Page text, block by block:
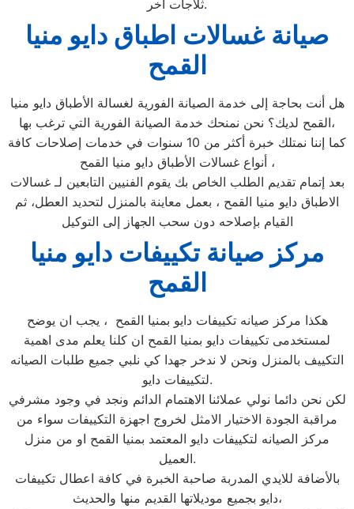
ثلاجات اخر.
صيانة غسالات اطباق دايو منيا
القمح
هل أنت بحاجة إلى خدمة الصيانة الفورية لغسالة الأطباق دايو منيا
القمح لديك؟ نحن نمنحك خدمة الصيانة الفورية التي ترغب بها،
كما إننا نمتلك خبرة أكثر من 10 سنوات في خدمات إصلاحات كافة
أنواع غسالات الأطباق دايو منيا القمح ،
بعد إتمام تقديم الطلب الخاص بك يقوم الفنيين التابعين لـ غسالات
الاطباق دايو منيا القمح ، بعمل معاينة بالمنزل لتحديد العطل، ثم
القيام بإصلاحه دون سحب الجهاز إلى التوكيل
مركز صيانة تكييفات دايو منيا
القمح
هكذا مركز صيانه تكييفات دايو بمنيا القمح ، يجب ان يوضح
لمستخدمى تكييفات دايو بمنيا القمح ان كلنا يعلم مدى اهمية
التكييف بالمنزل ونحن لا ندخر جهدا كي نلبي جميع طلبات الصيانه
لتكييفات دايو.
لكن نحن دائما نولي عملائنا الاهتمام الدائم ونجد في وجود مشرفي
مراقبة الجودة الاختيار الامثل لخروج اجهزة التكييفات سواء من
مركز الصيانه لتكييفات دايو المعتمد بمنيا القمح او من منزل
العميل.
بالأضافة للايدي المدربة صاحبة الخبرة في كافة اعطال تكييفات
دايو بجميع موديلاتها القديم منها والحديث،